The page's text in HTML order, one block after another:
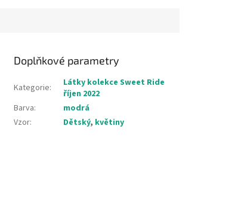
Doplňkové parametry
Kategorie:
Látky kolekce Sweet Ride
říjen 2022
Barva:
modrá
Vzor: Dětský, květiny